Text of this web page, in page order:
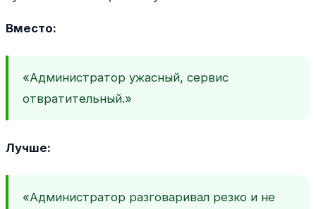
Вместо:
«Администратор ужасный, сервис
отвратительный.»
Лучше:
«Администратор разговаривал резко и не